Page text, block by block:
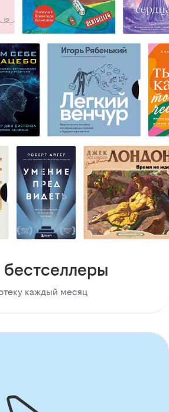
бестселлеры
каждый месяц